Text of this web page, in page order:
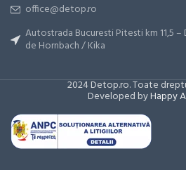
office@detop.ro
Autostrada Bucuresti Pitesti km 11,5
de Hornbach / Kika
2024 Detop.ro. Toate
Developed byHappy